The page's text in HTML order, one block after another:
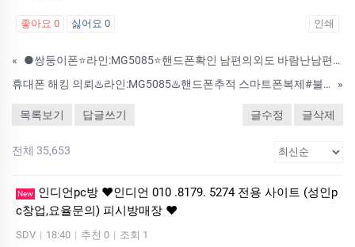
좋아요 0 싫어요 0 인쇄
«
●쌍둥이폰⭐라인:MG5085⭐핸드폰확인 남편의외도 바람난남편증거찾기 외도증거수집방법 남편외도이혼 위치추적 카톡내용복구 흥신소 심부름센터
휴대폰 해킹 의뢰♨️라인:MG5085♨️핸드폰추적 스마트폰복제#불륜잡는스마트폰스파이앱#도청앱#불륜증거#복제폰
»
목록보기 답글쓰기 글수정 글삭제
전체 35,653
New
인디언pc방 ❤️인디언 010 .8179. 5274 전용 사이트 (성인p
c창업,요율문의) 피시방매장 ❤️
SDV | 18:40 | 추천 0 | 조회 1